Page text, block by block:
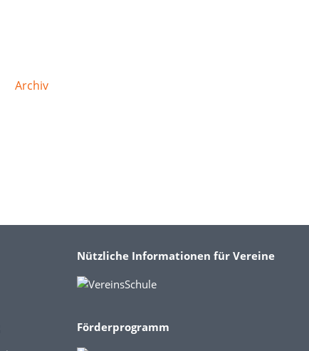
Archiv
Nützliche Informationen für Vereine
Förderprogramm